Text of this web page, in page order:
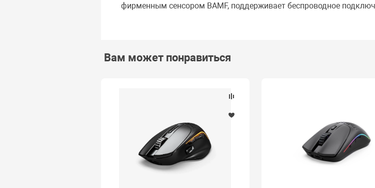
фирменным сенсором BAMF, поддерживает беспроводное
Вам может понравиться